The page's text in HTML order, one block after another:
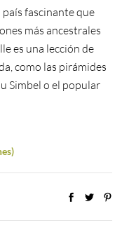
fascinante que
más ancestrales
es una lección de
como las pirámides
Simbel o el popular